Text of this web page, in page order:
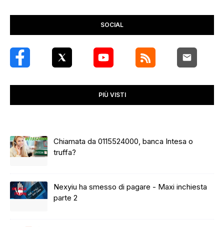
SOCIAL
PIÙ VISTI
Chiamata da 0115524000, banca Intesa o
truffa?
Nexyiu ha smesso di pagare - Maxi inchiesta
parte 2